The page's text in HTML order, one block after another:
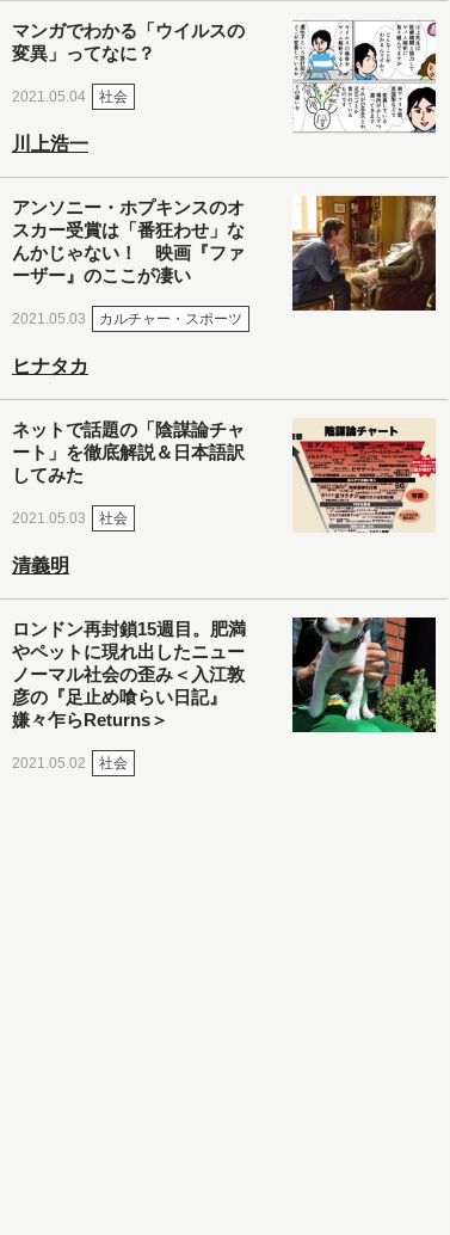
マンガでわかる「ウイルスの
変異」ってなに？
2021.05.04 社会
川上浩一
アンソニー・ホプキンスのオ
スカー受賞は「番狂わせ」な
んかじゃない！ 映画『ファ
ーザー』のここが凄い
2021.05.03 カルチャー・スポーツ
ヒナタカ
ネットで話題の「陰謀論チャ
ート」を徹底解説＆日本語訳
してみた
2021.05.03 社会
清義明
ロンドン再封鎖15週目。肥満
やペットに現れ出したニュー
ノーマル社会の歪み＜入江敦
彦の『足止め喰らい日記』
嫌々乍らReturns＞
2021.05.02 社会